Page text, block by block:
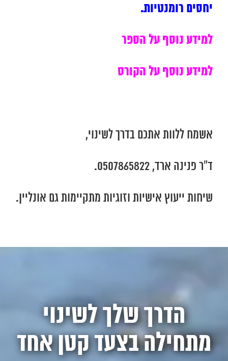
יחסים רומנטיות.
למידע נוסף על הספר
למידע נוסף על הקורס
אשמח ללוות אתכם בדרך לשינוי,
ד”ר פנינה ארד, 0507865822.
שיחות ייעוץ אישיות וזוגיות מתקיימות גם אונליין.
הדרך שלך לשינוי
מתחילה בצעד קטן אחד